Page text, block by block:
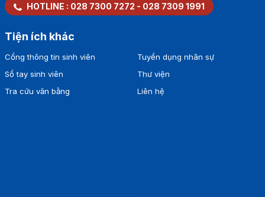
HOTLINE : 028 7300 7272 - 028 7309 1991
Tiện ích khác
Cổng thông tin sinh viên
Sổ tay sinh viên
Tra cứu văn bằng
Tuyển dụng nhân sự
Thư viện
Liên hệ